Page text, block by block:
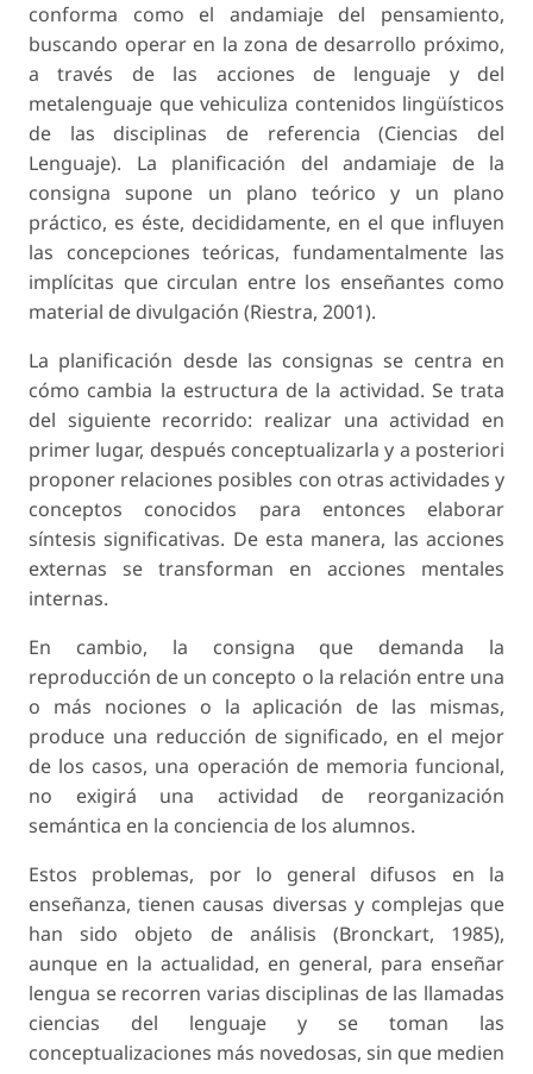
conforma como el andamiaje del pensamiento,
buscando operar en la zona de desarrollo próximo,
a través de las acciones de lenguaje y del
metalenguaje que vehiculiza contenidos lingüísticos
de las disciplinas de referencia (Ciencias del
Lenguaje). La planificación del andamiaje de la
consigna supone un plano teórico y un plano
práctico, es éste, decididamente, en el que influyen
las concepciones teóricas, fundamentalmente las
implícitas que circulan entre los enseñantes como
material de divulgación (Riestra, 2001).
La planificación desde las consignas se centra en
cómo cambia la estructura de la actividad. Se trata
del siguiente recorrido: realizar una actividad en
primer lugar, después conceptualizarla y a posteriori
proponer relaciones posibles con otras actividades y
conceptos conocidos para entonces elaborar
síntesis significativas. De esta manera, las acciones
externas se transforman en acciones mentales
internas.
En cambio, la consigna que demanda la
reproducción de un concepto o la relación entre una
o más nociones o la aplicación de las mismas,
produce una reducción de significado, en el mejor
de los casos, una operación de memoria funcional,
no exigirá una actividad de reorganización
semántica en la conciencia de los alumnos.
Estos problemas, por lo general difusos en la
enseñanza, tienen causas diversas y complejas que
han sido objeto de análisis (Bronckart, 1985),
aunque en la actualidad, en general, para enseñar
lengua se recorren varias disciplinas de las llamadas
ciencias del lenguaje y se toman las
conceptualizaciones más novedosas, sin que medien